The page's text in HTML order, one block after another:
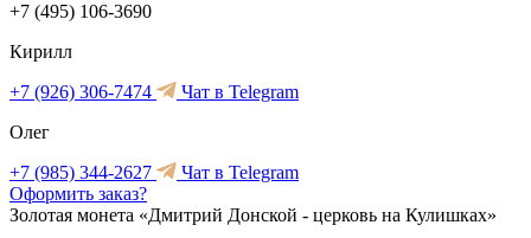
+7 (495) 106-3690
Кирилл
+7 (926) 306-7474
Чат в Telegram
Олег
+7 (985) 344-2627
Чат в Telegram
Оформить заказ?
Золотая монета «Дмитрий Донской - церковь на Кулишках»